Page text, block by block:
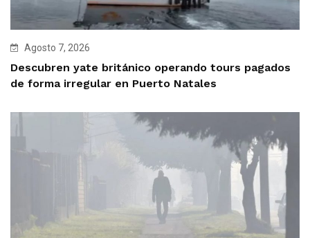
Agosto 7, 2026
Descubren yate británico operando tours pagados
de forma irregular en Puerto Natales